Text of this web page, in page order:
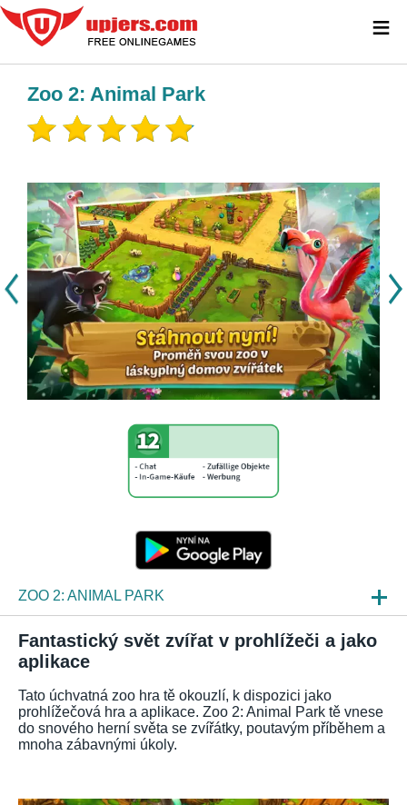
Zoo 2: Animal Park
ZOO 2: ANIMAL PARK
NOVINKY
NÁHLEDY HER
ČKO
Fantastický svět zvířat v prohlížeči a jako
aplikace
Tato úchvatná zoo hra tě okouzlí, k dispozici jako
prohlížečová hra a aplikace. Zoo 2: Animal Park tě vnese
do snového herní světa se zvířátky, poutavým příběhem a
mnoha zábavnými úkoly.
≡